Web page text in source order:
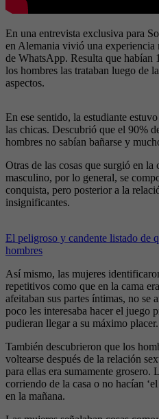
En una entrevista exclusiva para
en Alemania vivió una experiencia
de WhatsApp. Resulta que habían
los hombres las trataban luego de
aspectos.
En ese sentido, la estudiante
las chicas. Descubrió que el 90%
hombres no sabían bañarse y
Otras de las cosas que surgió en
masculino, por lo general, se
conquista, pero posterior a la
insignificantes.
El peligroso y candente listado de
hombres
Así mismo, las mujeres
repetitivos como que en la cama
afeitaban sus partes íntimas, no se
poco les interesaba hacer el juego
pudieran llegar a su máximo placer.
También descubrieron que los
voltearse después de la relación
para ellas era sumamente grosero.
corriendo de la casa o no hacían
en la mañana.